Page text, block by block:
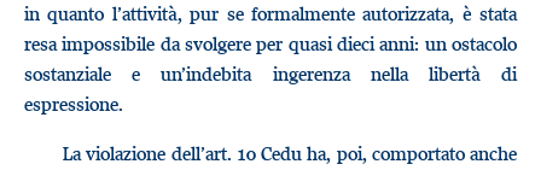
in quanto l’attività, pur se formalmente autorizzata, è stata
resa impossibile da svolgere per quasi dieci anni: un ostacolo
sostanziale e un’indebita ingerenza nella libertà di
espressione.
La violazione dell’art. 10 Cedu ha, poi, comportato anche